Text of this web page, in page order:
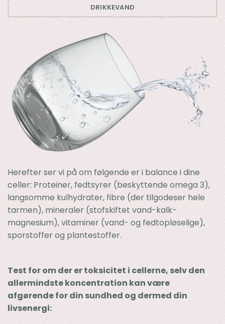
DRIKKEVAND
Herefter ser vi på om følgende er i balance i dine
celler: Proteiner, fedtsyrer (beskyttende omega 3),
langsomme kulhydrater, fibre (der tilgodeser hele
tarmen), mineraler (stofskiftet vand-kalk-
magnesium), vitaminer (vand- og fedtopløselige),
sporstoffer og plantestoffer.
Test for om der er toksicitet i cellerne, selv den
allermindste koncentration kan være
afgørende for din sundhed og dermed din
livsenergi: